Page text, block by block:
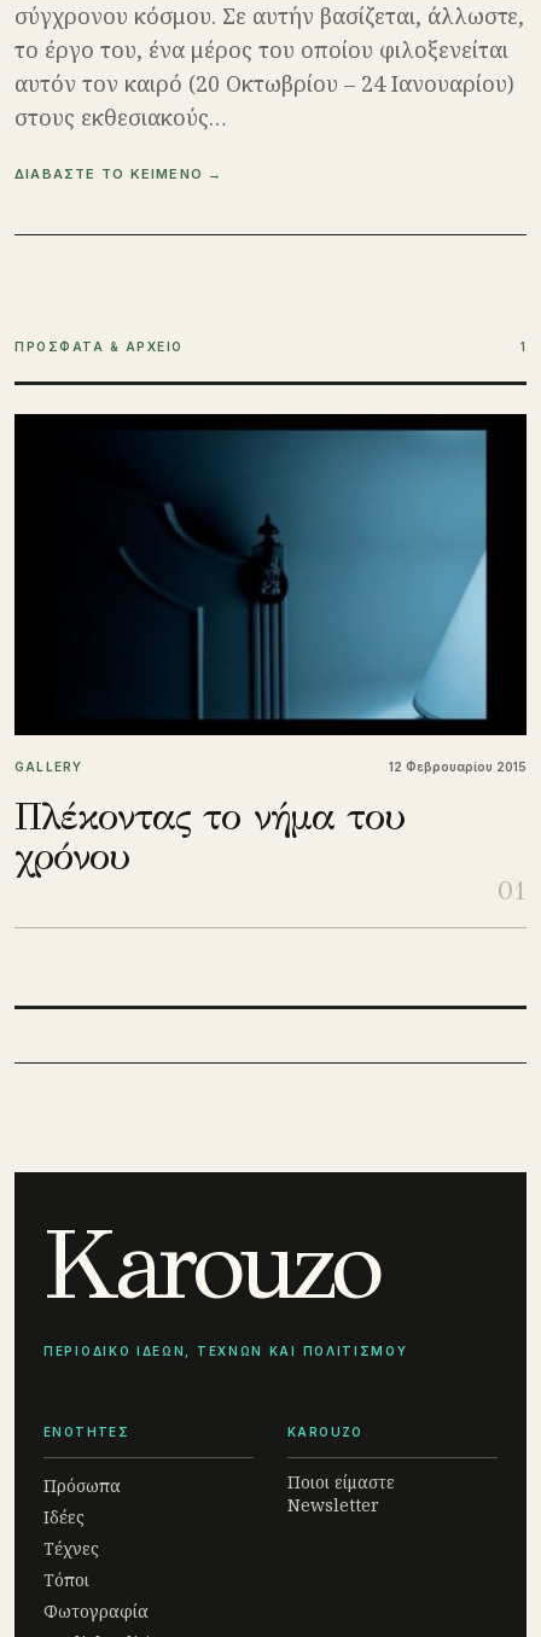
σύγχρονου κόσμου. Σε αυτήν βασίζεται, άλλωστε,
το έργο του, ένα μέρος του οποίου φιλοξενείται
αυτόν τον καιρό (20 Οκτωβρίου – 24 Ιανουαρίου)
στους εκθεσιακούς…
ΔΙΑΒΑΣΤΕ ΤΟ ΚΕΙΜΕΝΟ →
ΠΡΟΣΦΑΤΑ & ΑΡΧΕΙΟ 1
GALLERY 12 Φεβρουαρίου 2015
Πλέκοντας το νήμα του
χρόνου
01
Karouzo
ΠΕΡΙΟΔΙΚΟ ΙΔΕΩΝ, ΤΕΧΝΩΝ ΚΑΙ ΠΟΛΙΤΙΣΜΟΥ
ΕΝΟΤΗΤΕΣ
Πρόσωπα
Ιδέες
Τέχνες
Τόποι
Φωτογραφία
KAROUZO
Ποιοι είμαστε
Newsletter